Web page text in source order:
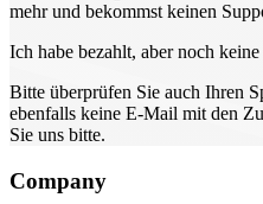
mehr und bekommst keinen
Ich habe bezahlt, aber noch
Bitte überprüfen Sie auch Ihren
ebenfalls keine E-Mail mit den
Sie uns bitte.
Company